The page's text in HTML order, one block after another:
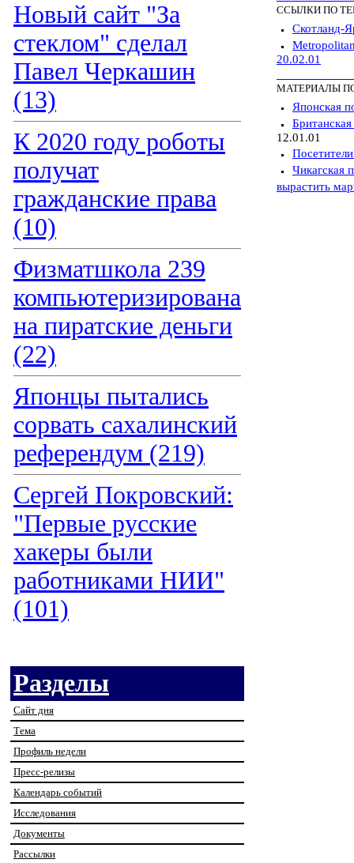
Новый сайт "За
стеклом" сделал
Павел Черкашин
(13)
К 2020 году роботы
получат
гражданские права
(10)
Физматшкола 239
компьютеризирована
на пиратские деньги
(22)
Японцы пытались
сорвать сахалинский
референдум (219)
Сергей Покровский:
"Первые русские
хакеры были
работниками НИИ"
(101)
Разделы
Сайт дня
Тема
Профиль недели
Пресс-релизы
Календарь событий
Исследования
Документы
Рассылки
ССЫЛКИ ПО
Скотланд-
20.02.01
МАТЕРИАЛЫ
Японская
12.01.01
Чикагская
вырастить